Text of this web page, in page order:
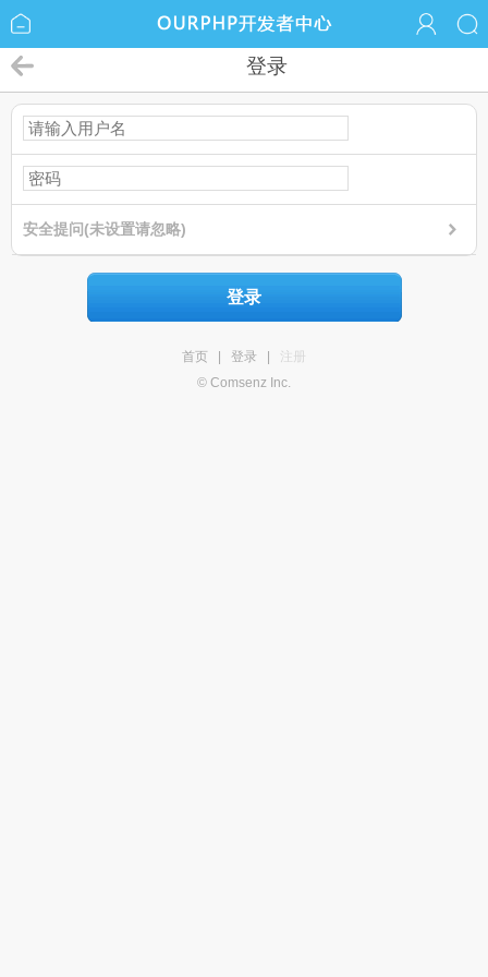
登录
安全提问(未设置请忽略)
登录
首页 登录
注册
© Comsenz Inc.